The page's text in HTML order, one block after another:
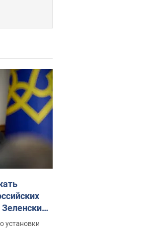
Зеленский
установки